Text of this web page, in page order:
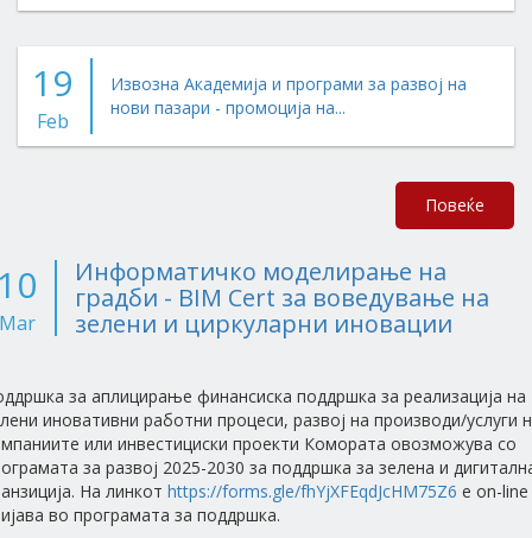
19
Feb
Извозна Академија и програми за развој на
нови пазари - промоција на...
Повеќе
Информатичко моделирање на
градби - BIM Cert за воведување на
зелени и циркуларни иновации
за аплицирање финансиска поддршка за реализација на
иновативни работни процеси, развој на производи/услуги
или инвестициски проекти Комората овозможува со
за развој 2025-2030 за поддршка за зелена и
На линкот https://forms.gle/fhYjXFEqdJcHM75Z6 е on-line
во програмата за поддршка.